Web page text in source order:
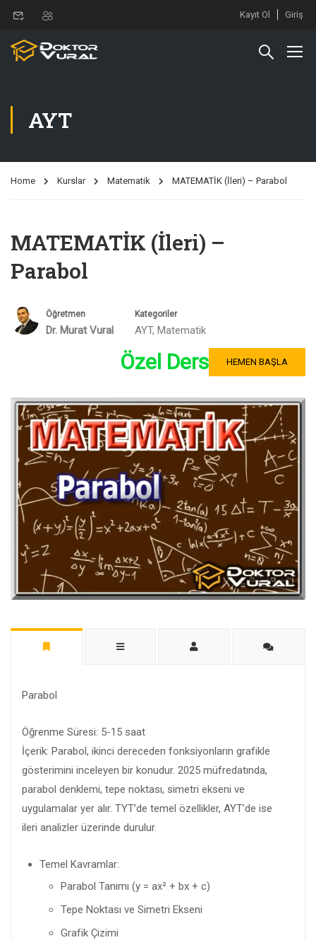
Kayıt Ol Giriş
AYT
Home Kurslar Matematik MATEMATİK (İleri) – Parabol
MATEMATİK (İleri) –
Parabol
Öğretmen
Dr. Murat Vural
Kategoriler
AYT, Matematik
Özel Ders HEMEN BAŞLA
Parabol
Öğrenme Süresi: 5-15 saat
İçerik: Parabol, ikinci dereceden fonksiyonların grafikle
gösterimini inceleyen bir konudur. 2025 müfredatında,
parabol denklemi, tepe noktası, simetri ekseni ve
uygulamalar yer alır. TYT’de temel özellikler, AYT’de ise
ileri analizler üzerinde durulur.
Temel Kavramlar:
Parabol Tanımı (y = ax² + bx + c)
Tepe Noktası ve Simetri Ekseni
Grafik Çizimi